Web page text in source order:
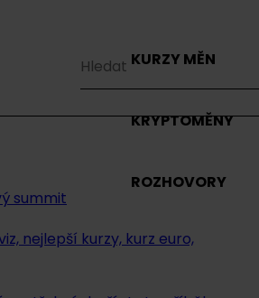
KURZY MĚN
KRYPTOMĚNY
ROZHOVORY